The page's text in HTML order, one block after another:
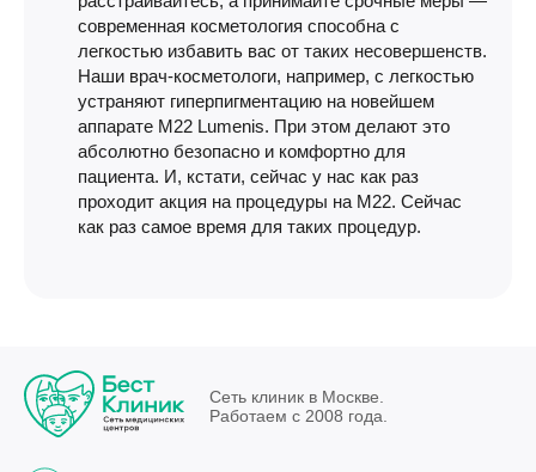
современная косметология способна с
легкостью избавить вас от таких несовершенств.
Наши врач-косметологи, например, с легкостью
устраняют гиперпигментацию на новейшем
аппарате M22 Lumenis. При этом делают это
абсолютно безопасно и комфортно для
пациента. И, кстати, сейчас у нас как раз
проходит акция на процедуры на M22. Сейчас
как раз самое время для таких процедур.
Сеть клиник в Москве.
Работаем с 2008 года.